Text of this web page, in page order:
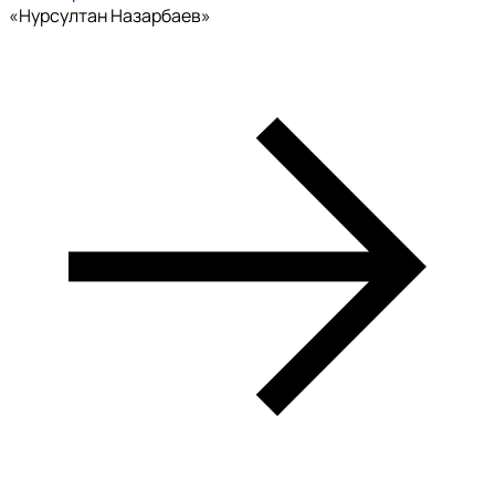
«Нурсултан Назарбаев»